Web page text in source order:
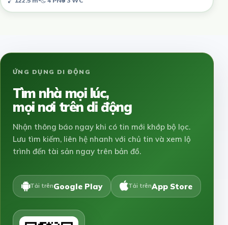
ỨNG DỤNG DI ĐỘNG
Tìm nhà mọi lúc,
mọi nơi trên di động
Nhận thông báo ngay khi có tin mới khớp bộ lọc.
Lưu tìm kiếm, liên hệ nhanh với chủ tin và xem lộ
trình đến tài sản ngay trên bản đồ.
Tải trênGoogle Play Tải trênApp Store